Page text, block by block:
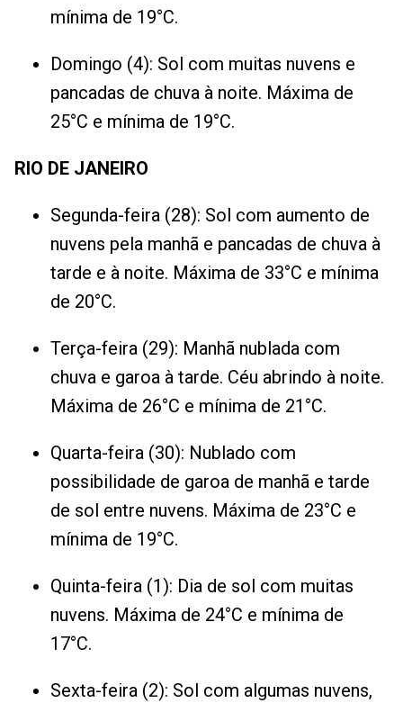
mínima de 19°C.
Domingo (4): Sol com muitas nuvens e
pancadas de chuva à noite. Máxima de
25°C e mínima de 19°C.
RIO DE JANEIRO
Segunda-feira (28): Sol com aumento de
nuvens pela manhã e pancadas de chuva à
tarde e à noite. Máxima de 33°C e mínima
de 20°C.
Terça-feira (29): Manhã nublada com
chuva e garoa à tarde. Céu abrindo à noite.
Máxima de 26°C e mínima de 21°C.
Quarta-feira (30): Nublado com
possibilidade de garoa de manhã e tarde
de sol entre nuvens. Máxima de 23°C e
mínima de 19°C.
Quinta-feira (1): Dia de sol com muitas
nuvens. Máxima de 24°C e mínima de
17°C.
Sexta-feira (2): Sol com algumas nuvens,